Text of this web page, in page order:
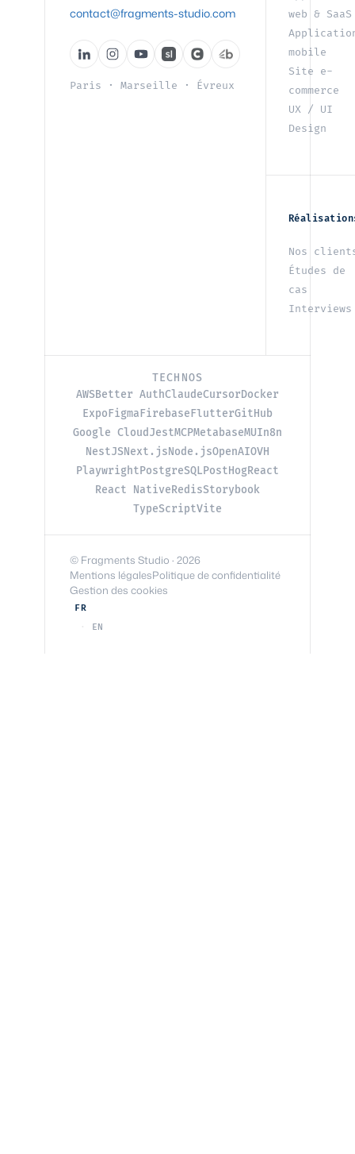
contact@fragments-studio.com
Paris · Marseille · Évreux
web & SaaS
mobile
Site e-
commerce
UX / UI
Design
Nos
Études de
cas
Interviews
TECHNOS
AWSBetter AuthClaudeCursorDocker
Expo Figma Firebase FlutterGitHub
Google CloudJestMCPMetabaseMUIn8n
NestJSNext.jsNode.jsOpenAIOVH
Playwright PostgreSQL PostHogReact
React NativeRedisStorybook
TypeScriptVite
© Fragments Studio · 2026
Mentions légalesPolitique de confidentialité
Gestion des cookies
FR
EN